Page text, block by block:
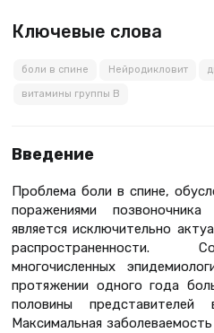
Ключевые слова
боли в спине Нейродикловит
витамины группы В
Введение
Проблема боли в спине,
поражениями
является исключительно
распространенности.
многочисленных
протяжении одного года
половины представителей
Максимальная